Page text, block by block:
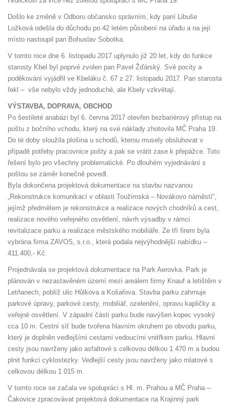
Došlo ke změně v Odboru občansko správním, kdy paní Libuše
Ložková odešla do důchodu po 42 letém působení na úřadu a na její
místo nastoupil pan Bohuslav Sobotka.
V tomto roce dne 6. listopadu 2017 uplynulo již 20 let, kdy do funkce
starosty Kbel byl poprvé zvolen pan Pavel Žďárský. Své pocity a
poděkování vyjádřil ve Kbeláku č. 67 z 27. listopadu 2017. Pan starosta
řekl – vše nebylo vždy jednoduché, ale Kbely vzkvétají.
VÝSTAVBA, DOPRAVA, OBCHOD
Po šestileté anabázi byl 6. června 2017 otevřen bezbariérový přístup na
poštu z bočního vchodu, který na své náklady zhotovila MČ Praha 19.
Do té doby sloužila plošina u schodů, kterou musely obsluhovat v
případě potřeby pracovnice pošty a pak se vrátit zase k přepážce. Toto
řešení bylo pro všechny problematické. Po dlouhém vyjednávání s
poštou se záměr konečně povedl.
Byla dokončena projektová dokumentace na stavbu nazvanou
„Rekonstrukce komunikací v oblasti Toužimská – Novákovo náměstí“,
jejímž předmětem je rekonstrukce a realizace nových chodníků a cest,
realizace nového veřejného osvětlení, návrh výsadby v rámci
revitalizace parku a realizace městského mobiliáře. Ze tří firem byla
vybrána firma ZAVOS, s.r.o., která podala nejvýhodnější nabídku –
411.400,- Kč.
Projednávala se projektová dokumentace na Park Aerovka. Park je
plánován v nezastavěném území mezi areálem firmy Knauf a letištěm v
Letňanech, poblíž ulic Hůlkova a Košařova. Stavba parku zahrnuje
parkové úpravy, parkové cesty, mobiliář, ozelenění, opravu kapličky a
veřejné osvětlení. V západní části parku bude navýšen kopec vysoký
cca 10 m. Cestní síť bude tvořena hlavním okruhem po obvodu parku,
který je doplněn vedlejšími cestami vedoucími vnitřkem parku. Hlavní
cesty jsou navrženy jako asfaltové s celkovou délkou 1 470 m a budou
plnit funkci cyklostezky. Vedlejší cesty jsou navrženy jako mlatové s
celkovou délkou 1 015 m.
V tomto roce se začala ve spolupráci s Hl. m. Prahou a MČ Praha –
Čakovice zpracovávat projektová dokumentace na Krajinný park